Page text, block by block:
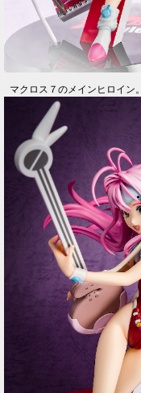
マクロス７のメインヒロイン。